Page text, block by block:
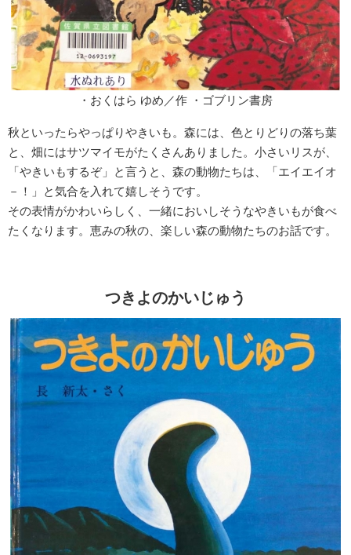
・おくはら ゆめ／作 ・ゴブリン書房
秋といったらやっぱりやきいも。森には、色とりどりの落ち葉
と、畑にはサツマイモがたくさんありました。小さいリスが、
「やきいもするぞ」と言うと、森の動物たちは、「エイエイオ
－！」と気合を入れて嬉しそうです。
その表情がかわいらしく、一緒においしそうなやきいもが食べ
たくなります。恵みの秋の、楽しい森の動物たちのお話です。
つきよのかいじゅう